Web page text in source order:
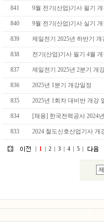
841 9월 전기(산업)기사 필기
840 9월 전기(산업)기사 실기
839 제일전기 2025년 하반기 개
838 전기(산업)기사 필기 4월
837 제일전기 2025년 2분기 개
836 2025년 1분기 개강일정
835 2025년 1회차 대비반 개강
834 [채용] 한국전력공사 2024
833 2024 철도신호산업기사 개
1 2 3 4 5